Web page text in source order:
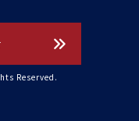
Reserved.